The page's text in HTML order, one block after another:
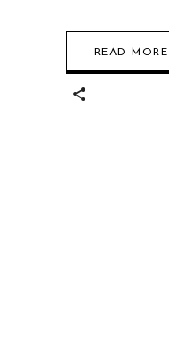
READ MORE